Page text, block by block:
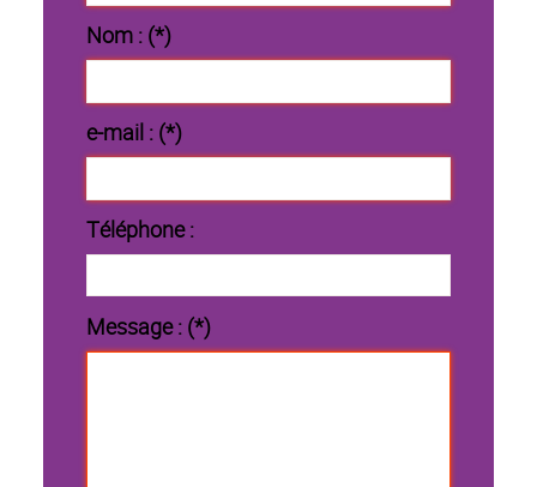
Nom : (*)
e-mail : (*)
Téléphone :
Message : (*)